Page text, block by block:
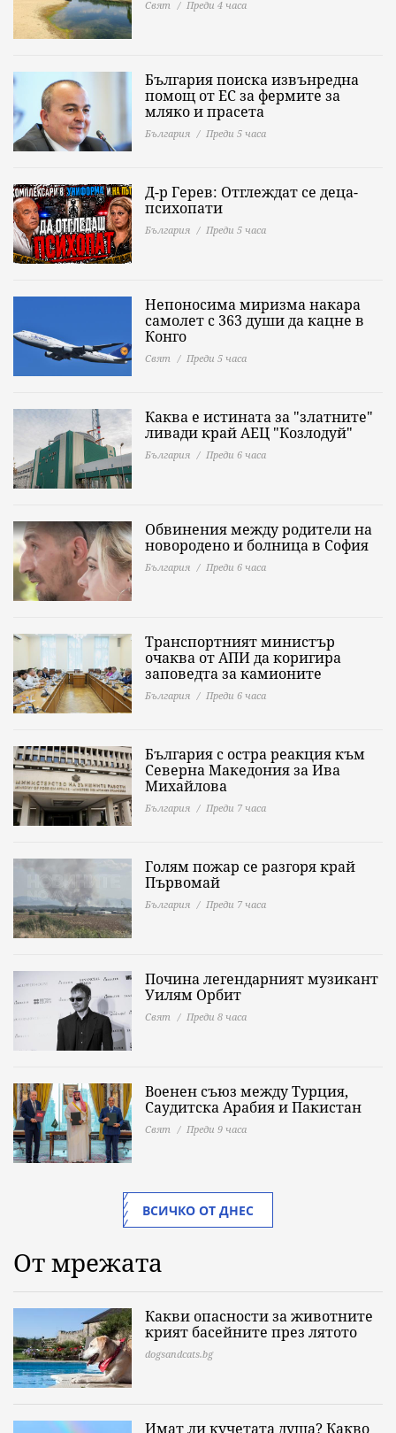
Свят Преди 4 часа
България поиска извънредна
помощ от ЕС за фермите за
мляко и прасета
България Преди 5 часа
Д-р Герев: Отглеждат се деца-
психопати
България Преди 5 часа
Непоносима миризма накара
самолет с 363 души да кацне в
Конго
Свят Преди 5 часа
Каква е истината за "златните"
ливади край АЕЦ "Козлодуй"
България Преди 6 часа
Обвинения между родители на
новородено и болница в София
България Преди 6 часа
Транспортният министър
очаква от АПИ да коригира
заповедта за камионите
България Преди 6 часа
България с остра реакция към
Северна Македония за Ива
Михайлова
България Преди 7 часа
Голям пожар се разгоря край
Първомай
България Преди 7 часа
Почина легендарният музикант
Уилям Орбит
Свят Преди 8 часа
Военен съюз между Турция,
Саудитска Арабия и Пакистан
Свят Преди 9 часа
ВСИЧКО ОТ ДНЕС
От мрежата
Какви опасности за животните
крият басейните през лятото
dogsandcats.bg
Имат ли кучетата душа? Какво